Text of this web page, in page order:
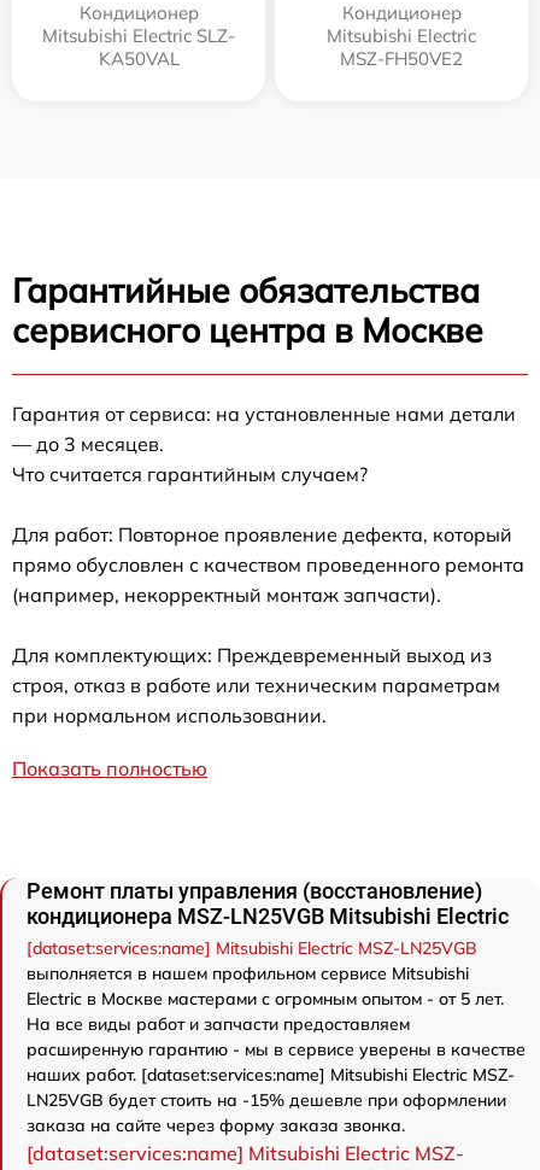
Кондиционер
Mitsubishi Electric SLZ-
KA50VAL
Кондиционер
Mitsubishi Electric
MSZ-FH50VE2
Гарантийные обязательства
сервисного центра в Москве
Гарантия от сервиса: на установленные нами детали
— до 3 месяцев.
Что считается гарантийным случаем?
Для работ: Повторное проявление дефекта, который
прямо обусловлен с качеством проведенного ремонта
(например, некорректный монтаж запчасти).
Для комплектующих: Преждевременный выход из
строя, отказ в работе или техническим параметрам
при нормальном использовании.
Показать полностью
Ремонт платы управления (восстановление)
кондиционера MSZ-LN25VGB Mitsubishi Electric
[dataset:services:name] Mitsubishi Electric MSZ-LN25VGB
выполняется в нашем профильном сервисе Mitsubishi
Electric в Москве мастерами с огромным опытом - от 5 лет.
На все виды работ и запчасти предоставляем
расширенную гарантию - мы в сервисе уверены в качестве
наших работ. [dataset:services:name] Mitsubishi Electric MSZ-
LN25VGB будет стоить на -15% дешевле при оформлении
заказа на сайте через форму заказа звонка.
[dataset:services:name] Mitsubishi Electric MSZ-